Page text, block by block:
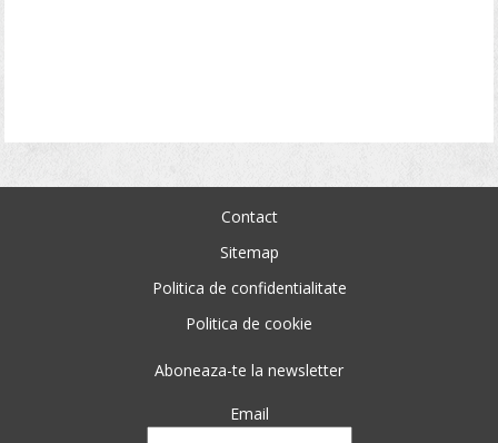
Contact
Sitemap
Politica de confidentialitate
Politica de cookie
Aboneaza-te la newsletter
Email